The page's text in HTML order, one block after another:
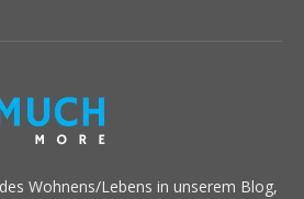
Wohnens/Lebens in unserem Blog,